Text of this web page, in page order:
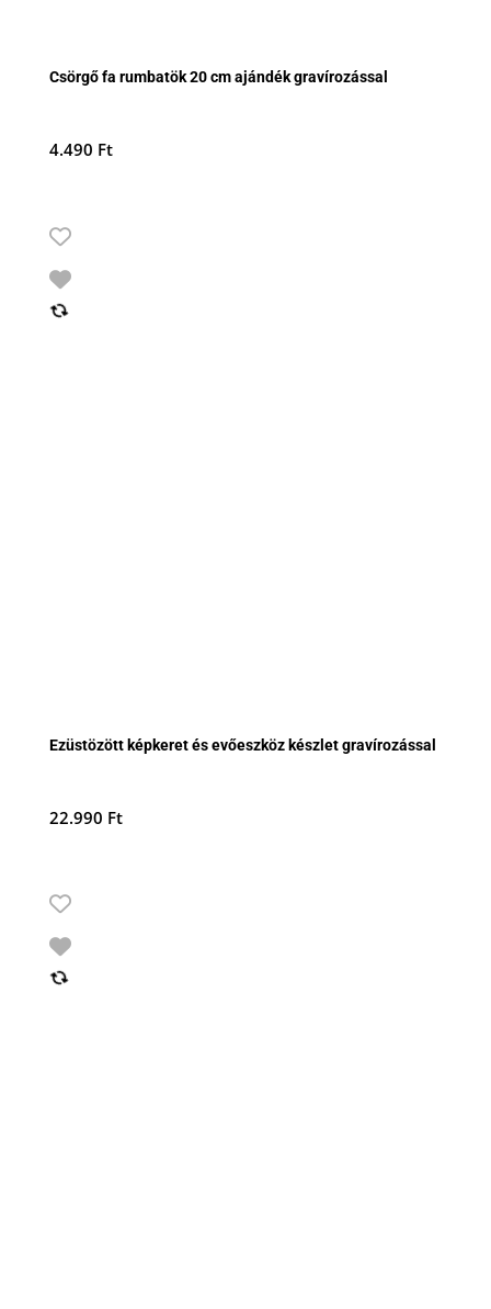
Csörgő fa rumbatök 20 cm ajándék gravírozással
4.490 Ft
Ezüstözött képkeret és evőeszköz készlet gravírozással
22.990 Ft